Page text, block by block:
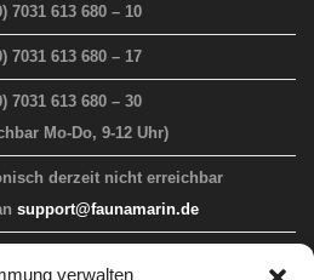
verwalten
7031 613 680 – 10
7031 613 680 – 17
7031 613 680 – 30
Mo-Do, 9-12 Uhr)
derzeit nicht erreichbar
support@faunamarin.de